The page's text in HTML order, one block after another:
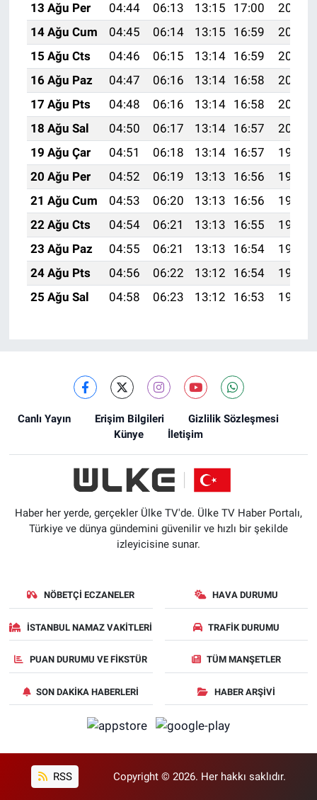
13 Ağu Per
04:44 06:13 13:15 17:00
20:06
14 Ağu Cum
04:45 06:14 13:15 16:59
20:05
15 Ağu Cts
04:46 06:15 13:14 16:59
20:04
16 Ağu Paz
04:47 06:16 13:14 16:58
20:03
17 Ağu Pts
04:48 06:16 13:14 16:58
20:02
18 Ağu Sal
04:50 06:17 13:14 16:57
20:00
19 Ağu Çar
04:51 06:18 13:14 16:57
19:59
20 Ağu Per
04:52 06:19 13:13 16:56
19:58
21 Ağu Cum
04:53 06:20 13:13 16:56
19:57
22 Ağu Cts
04:54 06:21 13:13 16:55
19:55
23 Ağu Paz
04:55 06:21 13:13 16:54
19:54
24 Ağu Pts
04:56 06:22 13:12 16:54
19:53
25 Ağu Sal
04:58 06:23 13:12 16:53 19:51
Canlı Yayın Erişim Bilgileri
Gizlilik Sözleşmesi
Künye
İletişim
Haber her yerde, gerçekler Ülke TV'de. Ülke TV Haber Portalı,
Türkiye ve dünya gündemini güvenilir ve hızlı bir şekilde
izleyicisine sunar.
NÖBETÇI ECZANELER HAVA DURUMU
İSTANBUL NAMAZ VAKITLERI TRAFIK DURUMU
PUAN DURUMU VE FIKSTÜR TÜM MANŞETLER
SON DAKIKA HABERLERI HABER ARŞIVI
RSS Copyright © 2026. Her hakkı saklıdır.